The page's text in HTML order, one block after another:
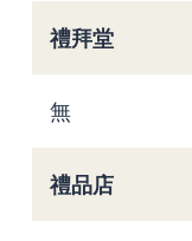
禮拜堂
無
禮品店